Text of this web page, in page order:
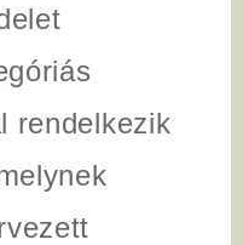
rendelkezik